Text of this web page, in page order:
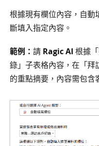
根據現有欄位內容，自動
斷填入指定內容。
範例： 請 Ragic AI 根據
錄」子表格內容，在「拜
的重點摘要，內容需包含